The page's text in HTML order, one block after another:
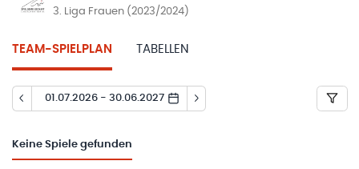
3. Liga Frauen (2023/2024)
TEAM-SPIELPLAN TABELLEN
01.07.2026 - 30.06.2027
Keine Spiele gefunden